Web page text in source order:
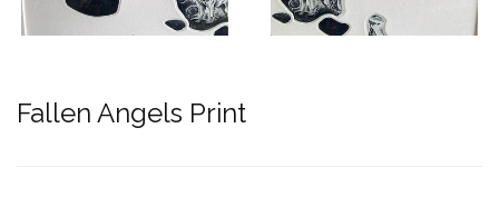
Fallen Angels Print